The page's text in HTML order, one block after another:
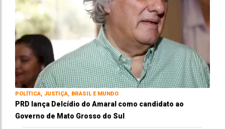
POLÍTICA, JUSTIÇA, BRASIL E MUNDO
PRD lança Delcídio do Amaral como candidato ao
Governo de Mato Grosso do Sul